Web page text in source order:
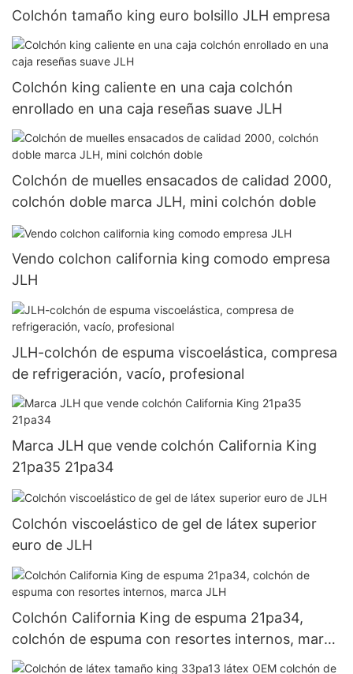
Colchón tamaño king euro bolsillo JLH empresa
Colchón king caliente en una caja colchón
enrollado en una caja reseñas suave JLH
Colchón de muelles ensacados de calidad 2000,
colchón doble marca JLH, mini colchón doble
Vendo colchon california king comodo empresa
JLH
JLH-colchón de espuma viscoelástica, compresa
de refrigeración, vacío, profesional
Marca JLH que vende colchón California King
21pa35 21pa34
Colchón viscoelástico de gel de látex superior
euro de JLH
Colchón California King de espuma 21pa34,
colchón de espuma con resortes internos, marca
JLH